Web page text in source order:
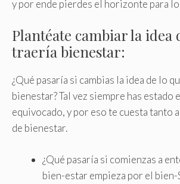
y por ende pierdes el horizonte para lo
Plantéate cambiar la idea
traería bienestar:
¿Qué pasaría si cambias la idea de lo
bienestar? Tal vez siempre has estado
equivocado, y por eso te cuesta tanto
de bienestar.
¿Qué pasaría si comienzas a
bien-estar empieza por el bien-